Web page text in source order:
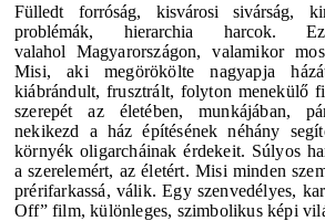
Fülledt forróság, kisvárosi sivárság,
problémák, hierarchia harcok.
valahol Magyarországon, valamikor
Misi, aki megörökölte nagyapja
kiábrándult, frusztrált, folyton menekülő
szerepét az életében, munkájában,
nekikezd a ház építésének néhány
környék oligarcháinak érdekeit. Súlyos
aszerelemért, az életért. Misi minden
prérifarkassá, válik. Egy szenvedélyes,
Off” film, különleges, szimbolikus képi